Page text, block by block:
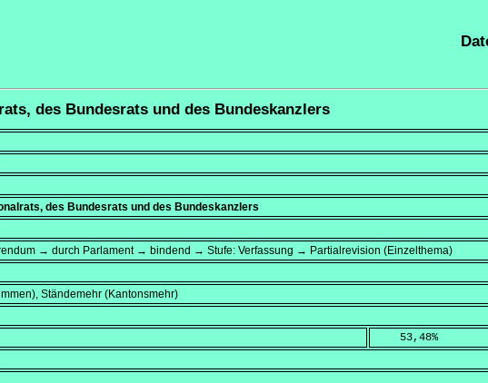
des Bundesrats und des Bundeskanzlers
des Bundesrats und des Bundeskanzlers
→ durch Parlament → bindend → Stufe: Verfassung → Partialrevision (Einzelthema)
Ständemehr (Kantonsmehr)
    53,48
%